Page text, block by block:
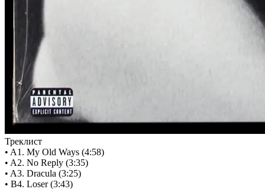
Треклист
• A1. My Old Ways (4:58)
• A2. No Reply (3:35)
• A3. Dracula (3:25)
• B4. Loser (3:43)